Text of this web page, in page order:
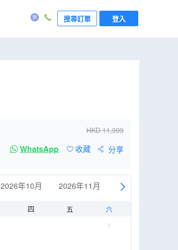
搜尋訂單 登入
HKD11,999
WhatsApp 收藏 分享
2026年10月 2026年11月 2026年12月
四 五
六
1